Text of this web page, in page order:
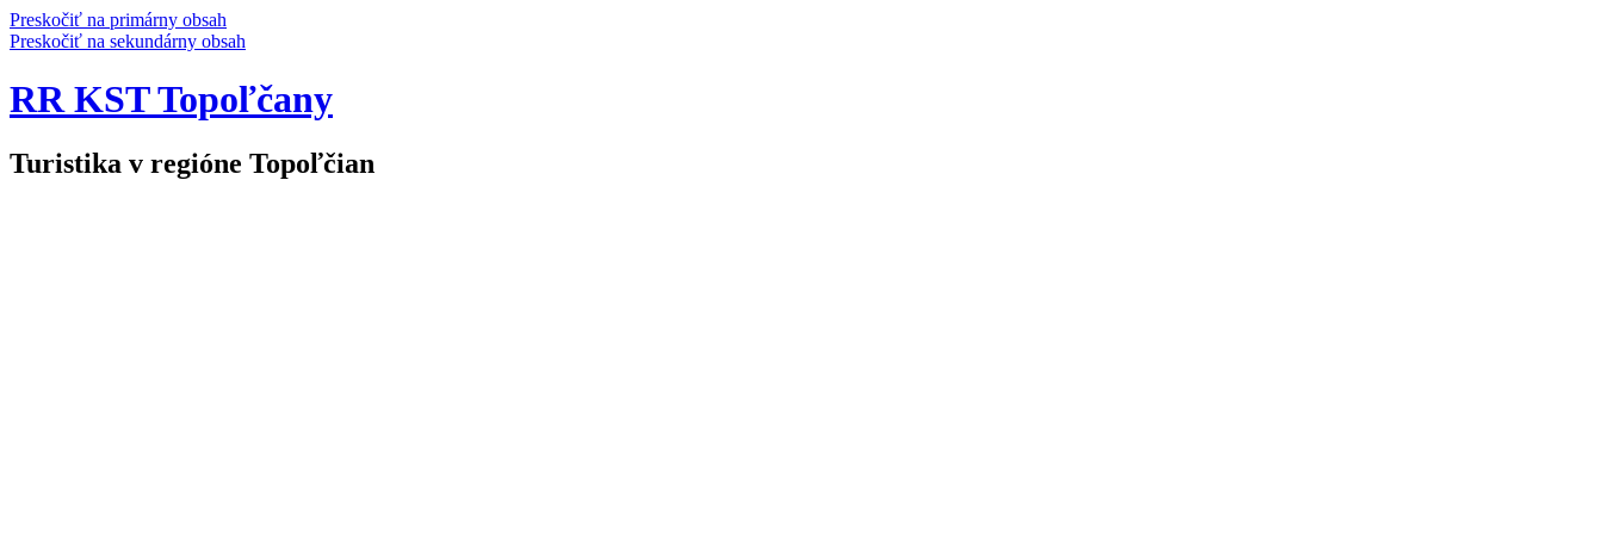
Preskočiť na primárny obsah
Preskočiť na sekundárny obsah
RR KST Topoľčany
Turistika v regióne Topoľčian